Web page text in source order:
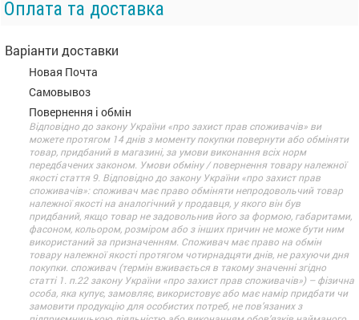
Оплата та доставка
Варіанти доставки
Новая Почта
Самовывоз
Повернення і обмін
Відповідно до закону України «про захист прав споживачів» ви
можете протягом 14 днів з моменту покупки повернути або обміняти
товар, придбаний в магазині, за умови виконання всіх норм
передбачених законом. Умови обміну / повернення товару належної
якості стаття 9. Відповідно до закону України «про захист прав
споживачів»: споживач має право обміняти непродовольчий товар
належної якості на аналогічний у продавця, у якого він був
придбаний, якщо товар не задовольнив його за формою, габаритами,
фасоном, кольором, розміром або з інших причин не може бути ним
використаний за призначенням. Споживач має право на обмін
товару належної якості протягом чотирнадцяти днів, не рахуючи дня
покупки. споживач (термін вживається в такому значенні згідно
статті 1. п.22 закону України «про захист прав споживачів») – фізична
особа, яка купує, замовляє, використовує або має намір придбати чи
замовити продукцію для особистих потреб, не пов’язаних з